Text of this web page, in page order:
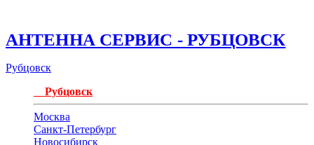
АНТЕННА СЕРВИС - РУБЦОВСК
Рубцовск
Рубцовск
Москва
Санкт-Петербург
Новосибирск